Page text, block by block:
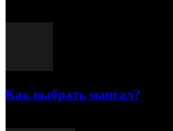
Как выбрать мангал?